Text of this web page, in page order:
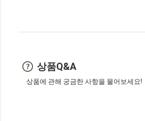
상품Q&A
상품에 관해 궁금한 사항을 물어보세요!